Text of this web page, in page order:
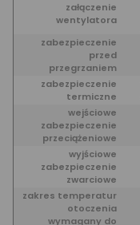
załączenie
wentylatora
zabezpieczenie
przed
przegrzaniem
zabezpieczenie
termiczne
wejściowe
zabezpieczenie
przeciążeniowe
wyjściowe
zabezpieczenie
zwarciowe
zakres temperatur
otoczenia
wymagany do